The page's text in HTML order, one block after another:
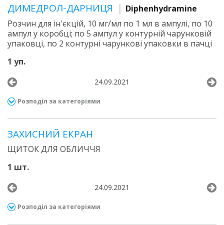
ДИМЕДРОЛ-ДАРНИЦЯ
Diphenhydramine
Розчин для ін'єкцій, 10 мг/мл по 1 мл в ампулі, по 10
ампул у коробці; по 5 ампул у контурній чарунковій
упаковці, по 2 контурні чарункові упаковки в пачці
1 уп.
24.09.2021
Розподіл за категоріями
ЗАХИСНИЙ ЕКРАН
ЩИТОК ДЛЯ ОБЛИЧЧЯ
1 шт.
24.09.2021
Розподіл за категоріями